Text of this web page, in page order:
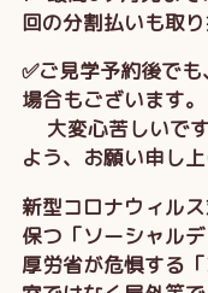
回の分割払いも取
✅ご見学予約後で
場合もございます。
大変心苦しいで
よう、お願い申し上
新型コロナウィル
保つ「ソーシャル
厚労省が危惧する